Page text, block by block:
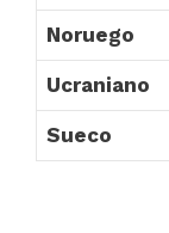
Noruego
Ucraniano
Sueco